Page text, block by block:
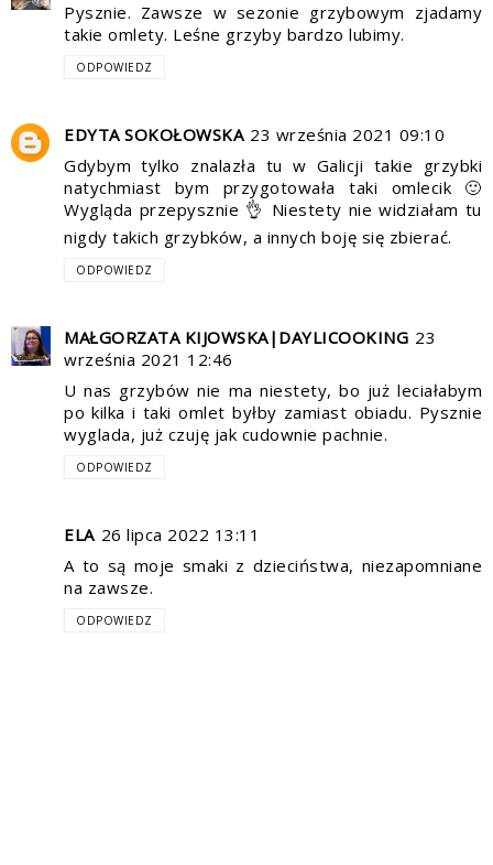
Pysznie. Zawsze w sezonie grzybowym zjadamy
takie omlety. Leśne grzyby bardzo lubimy.
ODPOWIEDZ
EDYTA SOKOŁOWSKA 23 września 2021 09:10
Gdybym tylko znalazła tu w Galicji takie grzybki
natychmiast bym przygotowała taki omlecik 🙂
Wygląda przepysznie 👌 Niestety nie widziałam tu
nigdy takich grzybków, a innych boję się zbierać.
ODPOWIEDZ
MAŁGORZATA KIJOWSKA|DAYLICOOKING 23
września 2021 12:46
U nas grzybów nie ma niestety, bo już leciałabym
po kilka i taki omlet byłby zamiast obiadu. Pysznie
wyglada, już czuję jak cudownie pachnie.
ODPOWIEDZ
ELA 26 lipca 2022 13:11
A to są moje smaki z dzieciństwa, niezapomniane
na zawsze.
ODPOWIEDZ